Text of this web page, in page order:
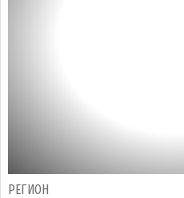
РЕГИОН